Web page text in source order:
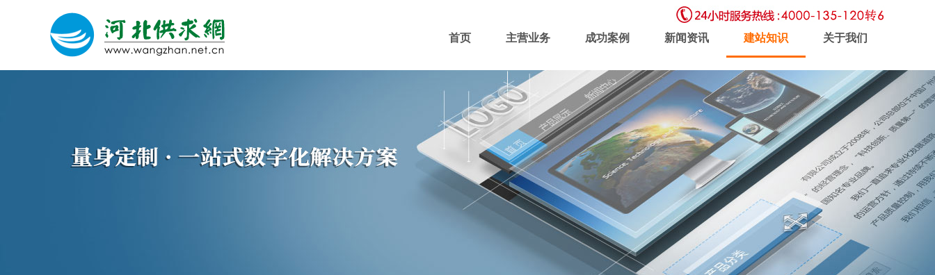
首页 主营业务 成功案例 新闻资讯 建站知识 关于我们
网站建设 微信营销 微信代运营 400电话 网站主播 网站优化 域名注册 虚拟主机 企业邮局 软件开发